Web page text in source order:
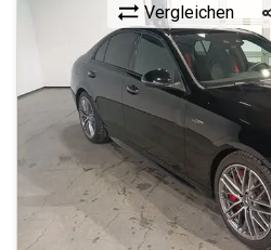
Vergleichen